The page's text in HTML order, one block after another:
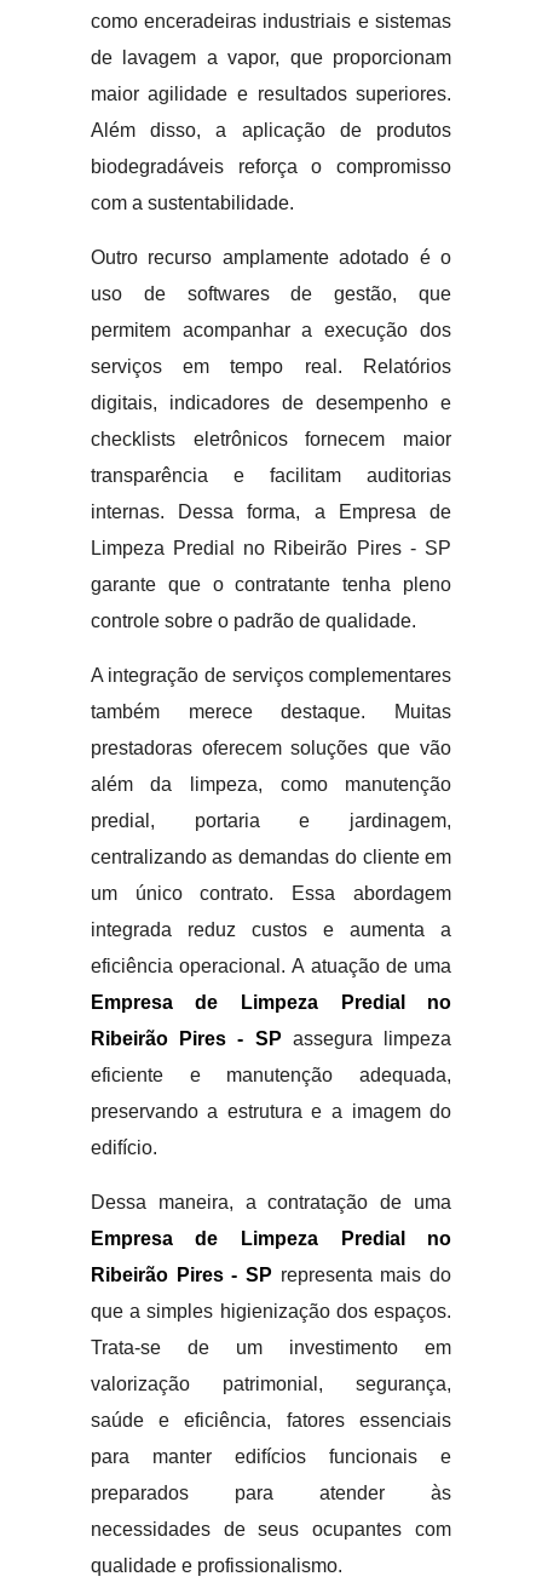
como enceradeiras industriais e sistemas
de lavagem a vapor, que proporcionam
maior agilidade e resultados superiores.
Além disso, a aplicação de produtos
biodegradáveis reforça o compromisso
com a sustentabilidade.
Outro recurso amplamente adotado é o
uso de softwares de gestão, que
permitem acompanhar a execução dos
serviços em tempo real. Relatórios
digitais, indicadores de desempenho e
checklists eletrônicos fornecem maior
transparência e facilitam auditorias
internas. Dessa forma, a Empresa de
Limpeza Predial no Ribeirão Pires - SP
garante que o contratante tenha pleno
controle sobre o padrão de qualidade.
A integração de serviços complementares
também merece destaque. Muitas
prestadoras oferecem soluções que vão
além da limpeza, como manutenção
predial, portaria e jardinagem,
centralizando as demandas do cliente em
um único contrato. Essa abordagem
integrada reduz custos e aumenta a
eficiência operacional. A atuação de uma
Empresa de Limpeza Predial no
Ribeirão Pires - SP assegura limpeza
eficiente e manutenção adequada,
preservando a estrutura e a imagem do
edifício.
Dessa maneira, a contratação de uma
Empresa de Limpeza Predial no
Ribeirão Pires - SP representa mais do
que a simples higienização dos espaços.
Trata-se de um investimento em
valorização patrimonial, segurança,
saúde e eficiência, fatores essenciais
para manter edifícios funcionais e
preparados para atender às
necessidades de seus ocupantes com
qualidade e profissionalismo.